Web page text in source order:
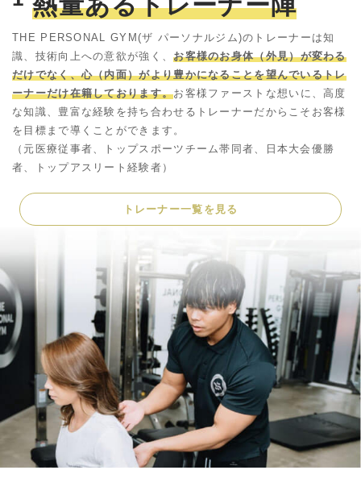
THE PERSONAL GYM(ザ パーソナルジム)のトレーナーは知
識、技術向上への意欲が強く、お客様のお身体（外見）が変わる
だけでなく、心（内面）がより豊かになることを望んでいるトレ
ーナーだけ在籍しております。お客様ファーストな想いに、高度
な知識、豊富な経験を持ち合わせるトレーナーだからこそお客様
を目標まで導くことができます。
（元医療従事者、トップスポーツチーム帯同者、日本大会優勝
者、トップアスリート経験者）
トレーナー一覧を見る